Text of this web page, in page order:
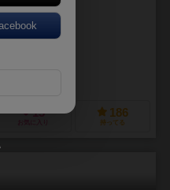
者を募集中
）
マヌエル・ロゾワ（Manuel
）
ウボーイズ（Space Cowboys）
13 186
持ってる